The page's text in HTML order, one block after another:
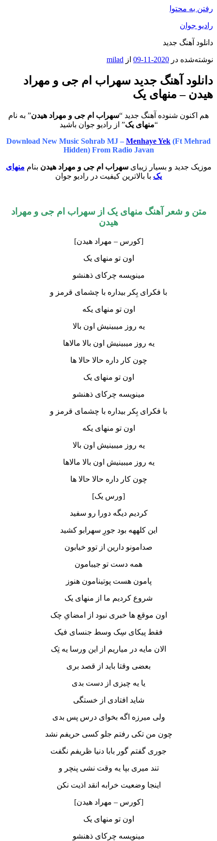
رفتن به محتوا
رادیو جوان
دانلود آهنگ جدید
نوشته‌شده در 2020-11-09 از milad
دانلود آهنگ جدید سهراب ام جی و مهراد
هیدن – منهای یک
هم اکنون شنوده آهنگ جدید “سهراب ام جی و مهراد هیدن” به نام
“منهای یک” از رادیو جوان باشید
Download New Music Sohrab MJ – Menhaye Yek (Ft Mehrad
Hidden) From Radio Javan
موزیک جدید و بسیار زیبایسهراب ام جی و مهراد هیدن بنام منهای
یک با بالاترین کیفیت در رادیو جوان
متن و شعر آهنگ منهای یک از سهراب ام جی و مهراد
هیدن
[کورس – مهراد هیدن]
اون تو منهای یک
مینویسه چرکای ذهنشو
با فکرای بِکر بیداره با چشمای قرمز و
اون تو منهای یکه
یه روز میبینیش اون بالا
یه روز میبینیش اون بالا مالاها
چون کار داره حالا حالا ها
اون تو منهای یک
مینویسه چرکای ذهنشو
با فکرای بِکر بیداره با چشمای قرمز و
اون تو منهای یکه
یه روز میبینیش اون بالا
یه روز میبینیش اون بالا مالاها
چون کار داره حالا حالا ها
[ورس یک]
کردیم دیگه دورا رو سفید
این کلههه بود جورِ سهرابو کشید
صدامونو دارین از توو خیابون
همه دست تو جیبامون
پامون هست پوتینامون هنوز
شروع کردیم ما از منهای یک
اون موقع ها خبری نبود از امضایِ چک
فقط پیکای سِک وسط جنسای فیک
الان مایه در میاریم از این ورسا یه تِک
بعضی وقتا باید از قصد بری
یا یه چیزی از دست بدی
شاید افتادی از خستگی
ولی میرزه اگه بخوای درس پس بدی
چون من تکی رفتم جلو کسی حریفم نشد
جوری گفتم گور بابا دنیا ظریفم نگفت
تند میری بپا یه وقت نشی پنچر و
اینجا وضعیت خرابه انقد اذیت نکن
[کورس – مهراد هیدن]
اون تو منهای یک
مینویسه چرکای ذهنشو